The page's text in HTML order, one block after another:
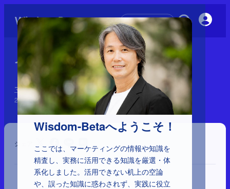
Wisdom-Betaへようこそ！
ここでは、マーケティングの情報や知識を
精査し、実務に活用できる知識を厳選・体
系化しました。活用できない机上の空論
や、誤った知識に惑わされず、実践に役立
初めての方へ
1-4-33：ネイト・シルバー
マーケティングに影響を与えた41人と理論
2025年3月12日
シェア